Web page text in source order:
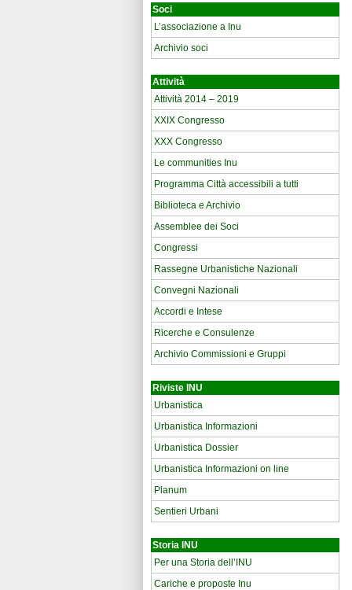
Soci
L’associazione a Inu
Archivio soci
Attività
Attività 2014 – 2019
XXIX Congresso
XXX Congresso
Le communities Inu
Programma Città accessibili a tutti
Biblioteca e Archivio
Assemblee dei Soci
Congressi
Rassegne Urbanistiche Nazionali
Convegni Nazionali
Accordi e Intese
Ricerche e Consulenze
Archivio Commissioni e Gruppi
Riviste INU
Urbanistica
Urbanistica Informazioni
Urbanistica Dossier
Urbanistica Informazioni on line
Planum
Sentieri Urbani
Storia INU
Per una Storia dell’INU
Cariche e proposte Inu